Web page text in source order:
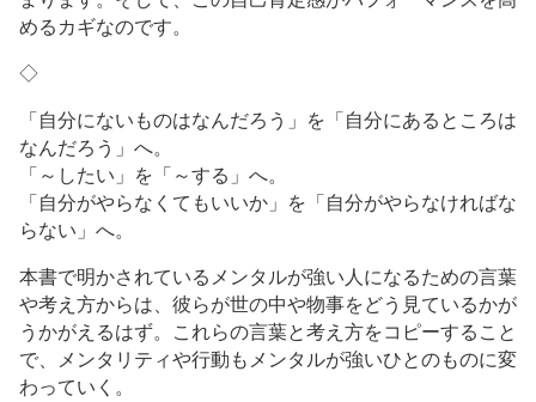
めるカギなのです。
◇
「自分にないものはなんだろう」を「自分にあるところは
なんだろう」へ。
「～したい」を「～する」へ。
「自分がやらなくてもいいか」を「自分がやらなければな
らない」へ。
本書で明かされているメンタルが強い人になるための言葉
や考え方からは、彼らが世の中や物事をどう見ているかが
うかがえるはず。これらの言葉と考え方をコピーすること
で、メンタリティや行動もメンタルが強いひとのものに変
わっていく。